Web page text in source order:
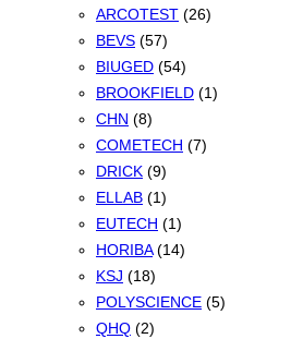
ARCOTEST (26)
BEVS (57)
BIUGED (54)
BROOKFIELD (1)
CHN (8)
COMETECH (7)
DRICK (9)
ELLAB (1)
EUTECH (1)
HORIBA (14)
KSJ (18)
POLYSCIENCE (5)
QHQ (2)